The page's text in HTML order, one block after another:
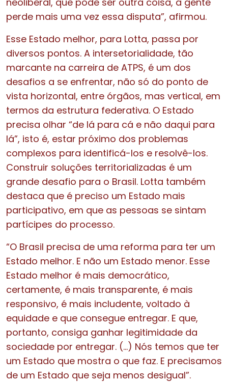
perde mais uma vez essa disputa”, afirmou.
Esse Estado melhor, para Lotta, passa por
diversos pontos. A intersetorialidade, tão
marcante na carreira de ATPS, é um dos
desafios a se enfrentar, não só do ponto de
vista horizontal, entre órgãos, mas vertical, em
termos da estrutura federativa. O Estado
precisa olhar “de lá para cá e não daqui para
lá”, isto é, estar próximo dos problemas
complexos para identificá-los e resolvê-los.
Construir soluções territorializadas é um
grande desafio para o Brasil. Lotta também
destaca que é preciso um Estado mais
participativo, em que as pessoas se sintam
partícipes do processo.
“O Brasil precisa de uma reforma para ter um
Estado melhor. E não um Estado menor. Esse
Estado melhor é mais democrático,
certamente, é mais transparente, é mais
responsivo, é mais includente, voltado à
equidade e que consegue entregar. E que,
portanto, consiga ganhar legitimidade da
sociedade por entregar. (…) Nós temos que ter
um Estado que mostra o que faz. E precisamos
de um Estado que seja menos desigual”.